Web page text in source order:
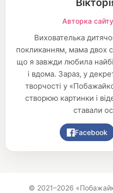
Авторка
Вихователька
покликанням, мама двох
що я завжди любила
і вдома. Зараз, у
творчості у
створюю картинки і
ставали
Facebook
© 2021–2026